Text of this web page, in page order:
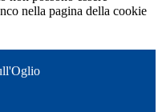
nella pagina della cookie